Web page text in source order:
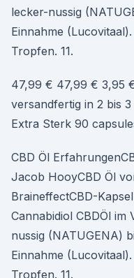
lecker-nussig
Einnahme
Tropfen. 11.
47,99 € 47,99 € 3,95
versandfertig in 2 bis 3
Extra Sterk 90
CBD Öl
Jacob HooyCBD Öl
BraineffectCBD-
Cannabidiol CBDÖl im
nussig (NATUGENA)
Einnahme
Tropfen. 11.